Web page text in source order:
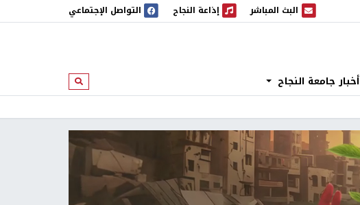
البث المباشر
البث المباشر إذاعة النجاح
إذاعة النجاح التواصل الإجتماعي
أخبار جامعة النجاح ابحث